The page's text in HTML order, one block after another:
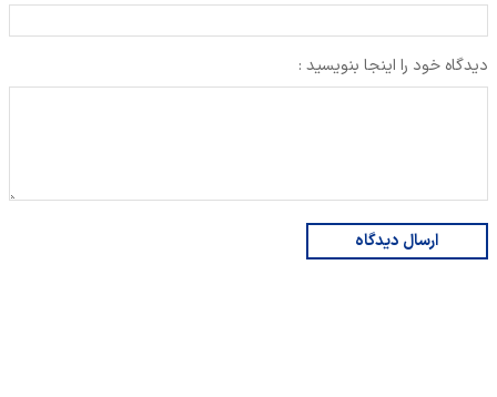
دیدگاه خود را اینجا بنویسید :
ارسال دیدگاه